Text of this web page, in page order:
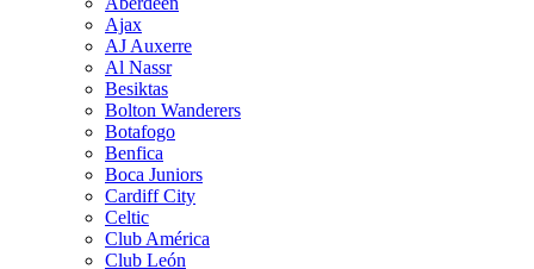
Ajax
AJ Auxerre
Al Nassr
Besiktas
Bolton Wanderers
Botafogo
Benfica
Boca Juniors
Cardiff City
Celtic
Club América
Club León